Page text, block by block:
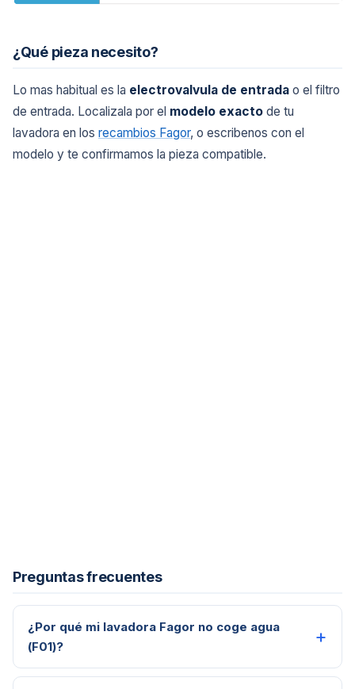
¿Qué pieza necesito?
Lo mas habitual es la electrovalvula de entrada o el filtro
de entrada. Localizala por el modelo exacto de tu
lavadora en los recambios Fagor, o escribenos con el
modelo y te confirmamos la pieza compatible.
Preguntas frecuentes
¿Por qué mi lavadora Fagor no coge agua
(F01)?